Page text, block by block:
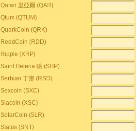
Qatari 里亞爾 (QAR)
Qtum (QTUM)
QuarkCoin (QRK)
ReddCoin (RDD)
Ripple (XRP)
Saint Helena 磅 (SHP)
Serbian 丁那 (RSD)
Sexcoin (SXC)
Siacoin (XSC)
SolarCoin (SLR)
Status (SNT)